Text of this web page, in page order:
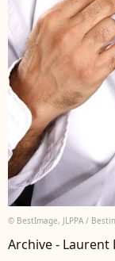
© BestImage, JLPPA /
Archive - Laurent